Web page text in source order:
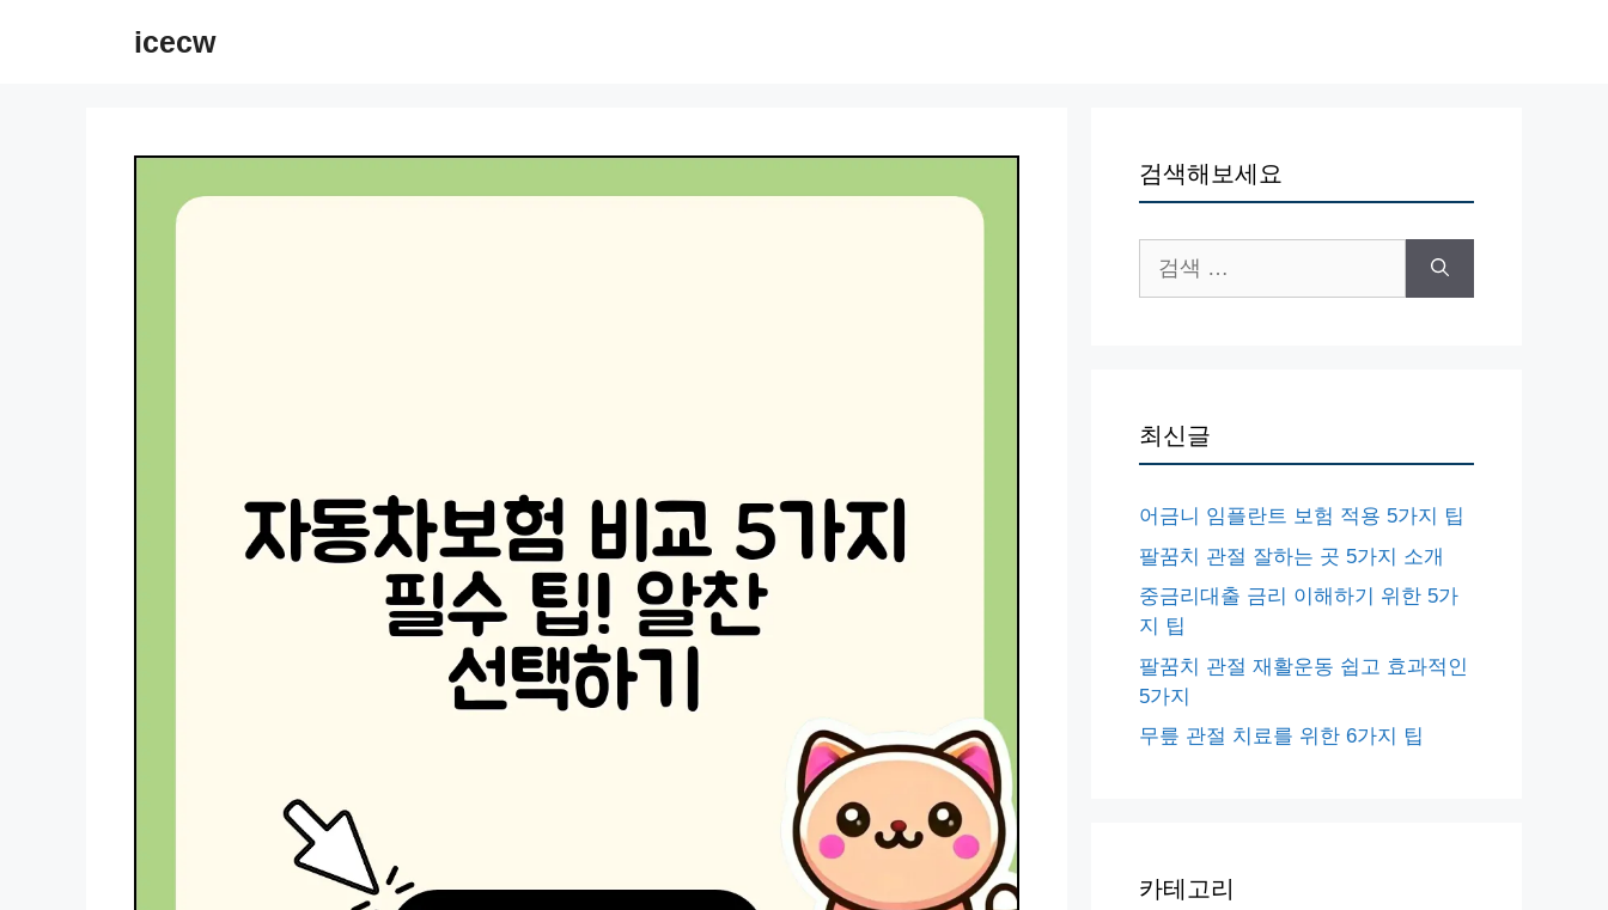
icecw
검색해보세요
색:
최신글
어금니 임플란트 보험 적용 5가지 팁
팔꿈치 관절 잘하는 곳 5가지 소개
중금리대출 금리 이해하기 위한 5가
지 팁
팔꿈치 관절 재활운동 쉽고 효과적인
5가지
무릎 관절 치료를 위한 6가지 팁
카테고리